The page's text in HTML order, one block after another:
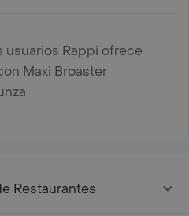
usuarios Rappi ofrece
Maxi Broaster
Restaurantes